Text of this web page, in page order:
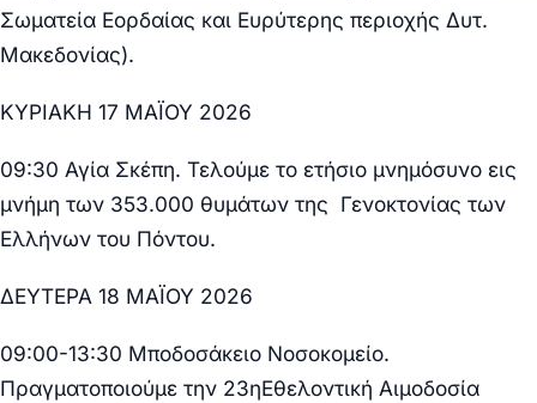
Σωματεία Εορδαίας και Ευρύτερης περιοχής Δυτ.
Μακεδονίας).
ΚΥΡΙΑΚΗ 17 ΜΑΪΟΥ 2026
09:30 Αγία Σκέπη. Τελούμε το ετήσιο μνημόσυνο εις
μνήμη των 353.000 θυμάτων της Γενοκτονίας των
Ελλήνων του Πόντου.
ΔΕΥΤΕΡΑ 18 ΜΑΪΟΥ 2026
09:00-13:30 Μποδοσάκειο Νοσοκομείο.
Πραγματοποιούμε την 23ηΕθελοντική Αιμοδοσία